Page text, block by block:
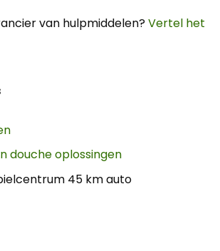
van hulpmiddelen?Vertel het
douche oplossingen
45 km auto